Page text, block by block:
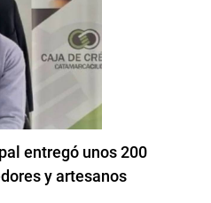
entregó unos 200
y artesanos